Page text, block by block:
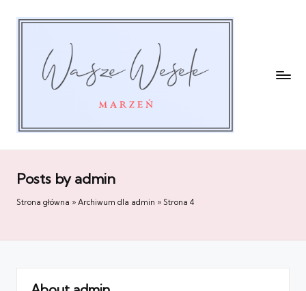
Posts by admin
Strona główna » Archiwum dla admin » Strona 4